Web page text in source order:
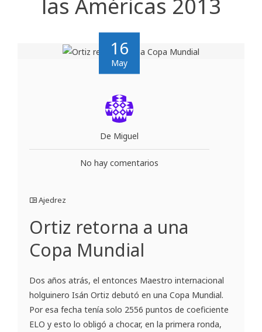
las Américas 2013
16
May
De Miguel
No hay comentarios
Ajedrez
Ortiz retorna a una
Copa Mundial
Dos años atrás, el entonces Maestro internacional
holguinero Isán Ortiz debutó en una Copa Mundial.
Por esa fecha tenía solo 2556 puntos de coeficiente
ELO y esto lo obligó a chocar, en la primera ronda,